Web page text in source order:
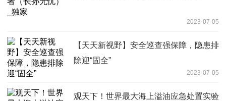
2023-07-05
【天天新视野】安全巡查强保障，隐患排
除迎“固全”
2023-07-05
观天下！世界最大海上溢油应急处置实验